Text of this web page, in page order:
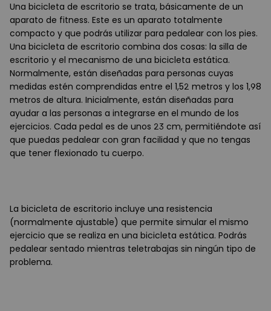
Una bicicleta de escritorio se trata, básicamente de un
aparato de fitness. Este es un aparato totalmente
compacto y que podrás utilizar para pedalear con los pies.
Una bicicleta de escritorio combina dos cosas: la silla de
escritorio y el mecanismo de una bicicleta estática.
Normalmente, están diseñadas para personas cuyas
medidas estén comprendidas entre el 1,52 metros y los 1,98
metros de altura. Inicialmente, están diseñadas para
ayudar a las personas a integrarse en el mundo de los
ejercicios. Cada pedal es de unos 23 cm, permitiéndote así
que puedas pedalear con gran facilidad y que no tengas
que tener flexionado tu cuerpo.
La bicicleta de escritorio incluye una resistencia
(normalmente ajustable) que permite simular el mismo
ejercicio que se realiza en una bicicleta estática. Podrás
pedalear sentado mientras teletrabajas sin ningún tipo de
problema.